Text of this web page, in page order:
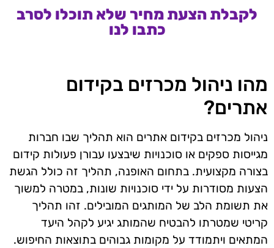
לקבלת הצעת מחיר שלא תוכלו לסרב
כתבו לנו
מהו ניהול מכרזים בקידום
אתרים?
ניהול מכרזים בקידום אתרים הוא תהליך שבו חברות
מגייסות ספקים או סוכנויות שיבצעו עבורן פעולות קידום
בצורה מקצועית. בתחום האופנה, תהליך זה כולל הגשת
הצעות מסודרות על ידי סוכנויות שונות, במטרה למשוך
את תשומת הלב של המותגים המובילים. זהו תהליך
קריטי שמטרתו להבטיח שהמותג יגיע לקהל היעד
המתאים ויתמודד על מקומות גבוהים בתוצאות החיפוש.